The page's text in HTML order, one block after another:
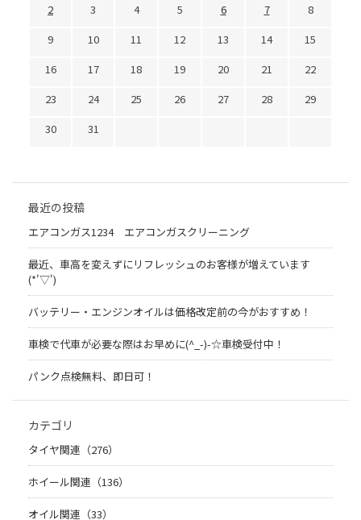
2
3 4 5 6 7
8
9
10 11 12 13 14
15
16
17 18 19 20 21
22
23
24 25 26 27 28
29
30
31
最近の投稿
エアコンガス1234 エアコンガスクリーニング
最近、車高を変えずにリフレッシュのお客様が増えています
(*'▽')
バッテリー・エンジンオイルは価格改定前の今がおすすめ！
車検で代車が必要な際はお早めに(^_-)-☆車検受付中！
パンク点検無料、即日可！
カテゴリ
タイヤ関連（276）
ホイール関連（136）
オイル関連（33）